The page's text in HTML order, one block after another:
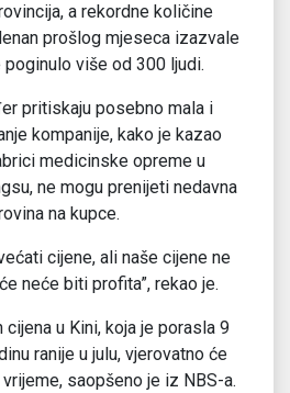
a rekordne količine
prošlog mjeseca izazvale
više od 300 ljudi.
pritiskaju posebno mala i
kompanije, kako je kazao
medicinske opreme u
ne mogu prenijeti nedavna
na kupce.
cijene, ali naše cijene ne
neće biti profita”, rekao je.
u Kini, koja je porasla 9
ranije u julu, vjerovatno će
saopšeno je iz NBS-a.